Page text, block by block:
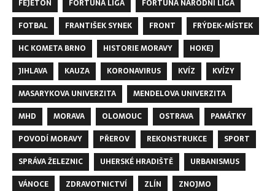
FEJETON
FORTUNA LIGA
FORTUNA NÁRODNÍ LIGA
FOTBAL
FRANTIŠEK SYNEK FRONT
FRÝDEK-MÍSTEK
HC KOMETA BRNO
HISTORIE MORAVY
HOKEJ
JIHLAVA
KAUZA KORONAVIRUS KVÍZ
KVÍZY
MASARYKOVA UNIVERZITA
MENDELOVA UNIVERZITA
MHD
MORAVA OLOMOUC OSTRAVA
PAMÁTKY
POVODÍ MORAVY
PŘEROV REKONSTRUKCE
SPORT
SPRÁVA ŽELEZNIC
UHERSKÉ HRADIŠTĚ
URBANISMUS
VÁNOCE
ZDRAVOTNICTVÍ ZLÍN
ZNOJMO